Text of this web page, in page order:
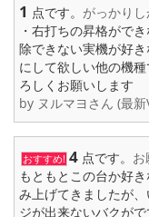
1 点です。 がっかり
・右打ちの昇格がで
除できない実機が好
にして欲しい他の機
ろしくお願いします
by ヌルマヨさん (最
おすすめ! 4 点です。 お
もともとこの台か好
み上げてきましたが
ジが出来ないバクが